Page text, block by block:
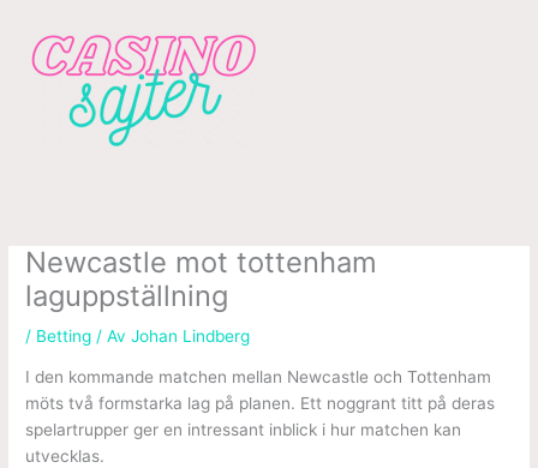
innehåll
Newcastle mot tottenham
laguppställning
/ Betting / AvJohan Lindberg
I den kommande matchen mellan Newcastle och Tottenham
möts två formstarka lag på planen. Ett noggrant titt på deras
spelartrupper ger en intressant inblick i hur matchen kan
utvecklas.